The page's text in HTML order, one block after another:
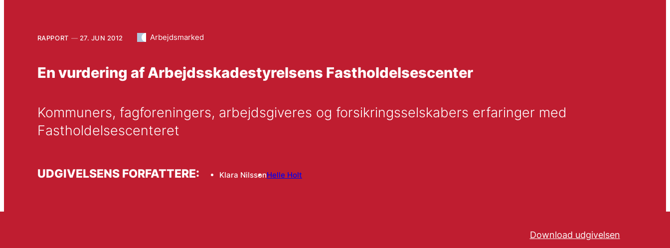
RAPPORT 27. JUN 2012 Arbejdsmarked
En vurdering af Arbejdsskadestyrelsens Fastholdelsescenter
Kommuners, fagforeningers, arbejdsgiveres og forsikringsselskabers erfaringer med
Fastholdelsescenteret
UDGIVELSENS FORFATTERE: Klara NilssonHelle Holt
Download udgivelsen